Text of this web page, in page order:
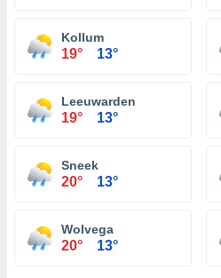
Kollum
19° 13°
Leeuwarden
19° 13°
Sneek
20° 13°
Wolvega
20° 13°